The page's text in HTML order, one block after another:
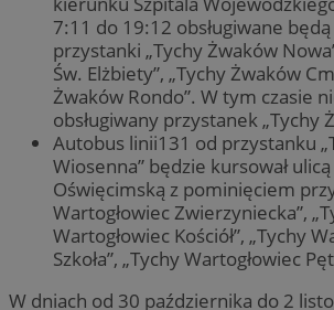
7:11 do 19:12 obsługiwane
przystanki „Tychy Żwaków
Św. Elżbiety”, „Tychy Żwaków
Żwaków Rondo”. W tym czasie
obsługiwany przystanek „Tychy
Autobus linii131 od przystanku
Wiosenna” będzie kursował
Oświęcimską z pominięciem
Wartogłowiec Zwierzyniecka”,
Wartogłowiec Kościół”, „Tychy
Szkoła”, „Tychy Wartogłowiec
W dniach od 30 października do 2